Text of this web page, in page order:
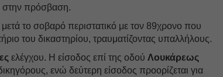
στην πρόσβαση.
το σοβαρό περιστατικό με τον 89χρονο που
του δικαστηρίου, τραυματίζοντας υπαλλήλους.
ελέγχου. Η είσοδος επί της οδούΛουκάρεως
ενώ δεύτερη είσοδος προορίζεται για